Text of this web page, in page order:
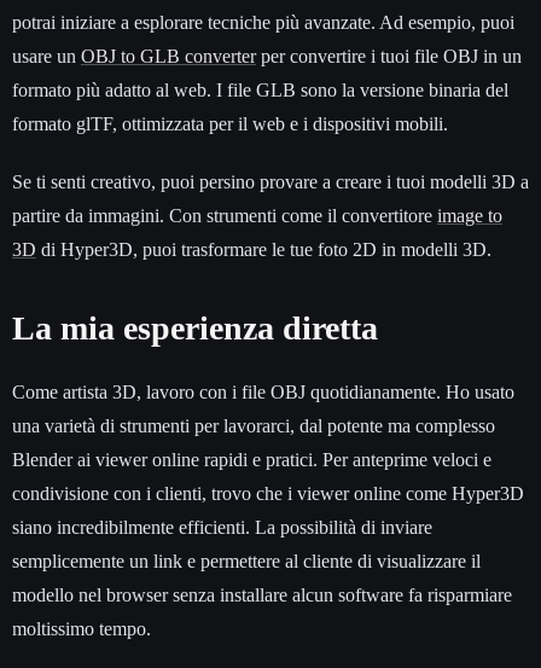
potrai iniziare a esplorare tecniche più avanzate. Ad esempio, puoi
usare un OBJ to GLB converterper convertire i tuoi file OBJ in un
formato più adatto al web. I file GLB sono la versione binaria del
formato glTF, ottimizzata per il web e i dispositivi mobili.
Se ti senti creativo, puoi persino provare a creare i tuoi modelli 3D a
partire da immagini. Con strumenti come il convertitore image to
3D di Hyper3D, puoi trasformare le tue foto 2D in modelli 3D.
La mia esperienza diretta
Come artista 3D, lavoro con i file OBJ quotidianamente. Ho usato
una varietà di strumenti per lavorarci, dal potente ma complesso
Blender ai viewer online rapidi e pratici. Per anteprime veloci e
condivisione con i clienti, trovo che i viewer online come Hyper3D
siano incredibilmente efficienti. La possibilità di inviare
semplicemente un link e permettere al cliente di visualizzare il
modello nel browser senza installare alcun software fa risparmiare
moltissimo tempo.